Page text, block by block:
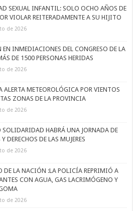
SEXUAL INFANTIL: SOLO OCHO AÑOS DE
VIOLAR REITERADAMENTE A SU HIJITO
de 2026
EN INMEDIACIONES DEL CONGRESO DE LA
DE 1500 PERSONAS HERIDAS
de 2026
METEOROLÓGICA POR VIENTOS
ZONAS DE LA PROVINCIA
de 2026
SOLIDARIDAD HABRÁ UNA JORNADA DE
DERECHOS DE LAS MUJERES
de 2026
DE LA NACIÓN :LA POLICÍA REPRIMIÓ A
CON AGUA, GAS LACRIMÓGENO Y
de 2026